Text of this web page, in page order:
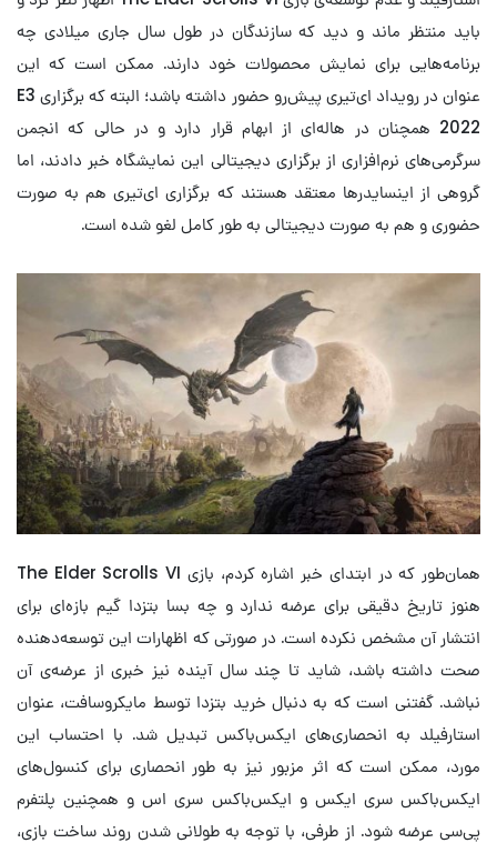
باید منتظر ماند و دید که سازندگان در طول سال جاری میلادی چه
برنامه‌هایی برای نمایش محصولات خود دارند. ممکن است که این
عنوان در رویداد ای‌تیری پیش‌رو حضور داشته باشد؛ البته که برگزاری E3
2022 همچنان در هاله‌ای از ابهام قرار دارد و در حالی که انجمن
سرگرمی‌های نرم‌افزاری از برگزاری دیجیتالی این نمایشگاه خبر دادند، اما
گروهی از اینسایدرها معتقد هستند که برگزاری ای‌تیری هم به صورت
حضوری و هم به صورت دیجیتالی به طور کامل لغو شده است.
همان‌طور که در ابتدای خبر اشاره کردم، بازی The Elder Scrolls VI
هنوز تاریخ دقیقی برای عرضه ندارد و چه بسا بتزدا گیم بازه‌ای برای
انتشار آن مشخص نکرده است. در صورتی که اظهارات این توسعه‌دهنده
صحت داشته باشد، شاید تا چند سال آینده نیز خبری از عرضه‌ی آن
نباشد. گفتنی است که به دنبال خرید بتزدا توسط مایکروسافت، عنوان
استارفیلد به انحصاری‌های ایکس‌باکس تبدیل شد. با احتساب این
مورد، ممکن است که اثر مزبور نیز به طور انحصاری برای کنسول‌های
ایکس‌باکس سری ایکس و ایکس‌باکس سری اس و همچنین پلتفرم
پی‌سی عرضه شود. از طرفی، با توجه به طولانی شدن روند ساخت بازی،